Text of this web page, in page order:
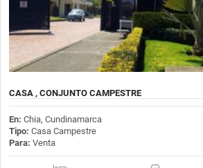
CASA , CONJUNTO CAMPESTRE
En: Chia, Cundinamarca
Tipo: Casa Campestre
Para: Venta